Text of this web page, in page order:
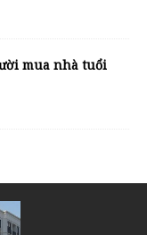
mua nhà tuổi